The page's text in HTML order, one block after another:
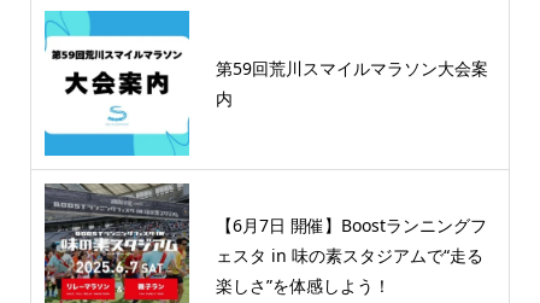
第59回荒川スマイルマラソン大会案
内
【6月7日 開催】Boostランニングフ
ェスタ in 味の素スタジアムで“走る
楽しさ”を体感しよう！